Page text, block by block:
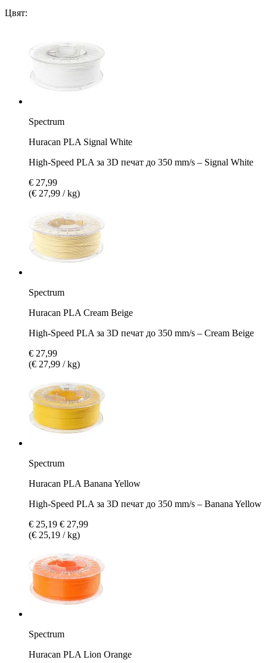
Цвят:
Spectrum
Huracan PLA Signal White
High-Speed PLA за 3D печат до 350 mm/s – Signal White
€ 27,99
(€ 27,99 / kg)
Spectrum
Huracan PLA Cream Beige
High-Speed PLA за 3D печат до 350 mm/s – Cream Beige
€ 27,99
(€ 27,99 / kg)
Spectrum
Huracan PLA Banana Yellow
High-Speed PLA за 3D печат до 350 mm/s – Banana Yellow
€ 25,19 € 27,99
(€ 25,19 / kg)
Spectrum
Huracan PLA Lion Orange